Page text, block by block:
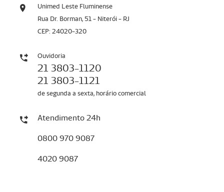
Unimed Leste Fluminense
Rua Dr. Borman, 51 - Niterói - RJ
CEP: 24020-320
Ouvidoria
21 3803-1120
21 3803-1121
de segunda a sexta, horário comercial
Atendimento 24h
0800 970 9087
4020 9087